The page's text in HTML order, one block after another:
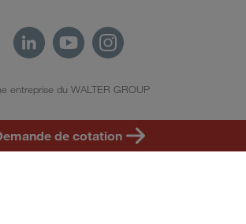
de cotation
entreprise du WALTER GROUP